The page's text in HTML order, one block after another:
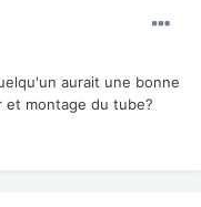
aurait une bonne
et montage du tube?